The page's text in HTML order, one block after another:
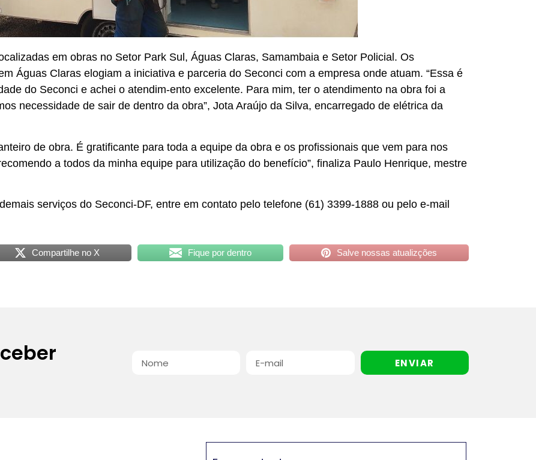
em obras no Setor Park Sul, Águas Claras, Samambaia e Setor Policial. Os
Águas Claras elogiam a iniciativa e parceria do Seconci com a empresa onde atuam. “Essa é
do Seconci e achei o atendim-­­ento excelente. Para mim, ter o atendimento na obra foi a
necessidade de sair de dentro da obra”, Jota Araújo da Silva, encarregado de elétrica da
de obra. É gratificante para toda a equipe da obra e os profissionais que vem para nos
a todos da minha equipe para utilização do benefício”, finaliza Paulo Henrique, mestre
serviços do Seconci-DF, entre em contato pelo telefone (61) 3399-1888 ou pelo e-mail
Compartilhe no X Fique por dentro Salve nossas atualizções
ENVIAR